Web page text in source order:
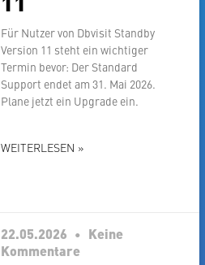
Für Nutzer von Dbvisit Standby
Version 11 steht ein wichtiger
Termin bevor: Der Standard
Support endet am 31. Mai 2026.
Plane jetzt ein Upgrade ein.
WEITERLESEN »
22.05.2026
Keine
Kommentare